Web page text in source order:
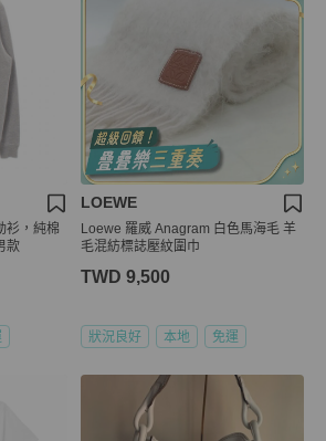
衫，純棉
款
LOEWE
Loewe 羅威 Anagram 白色馬海毛 羊
毛混紡標誌壓紋圍巾
TWD 9,500
狀況良好 本地 免運